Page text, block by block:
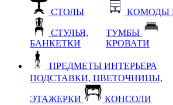
СТОЛЫ
СТУЛЬЯ,
БАНКЕТКИ
КОМОДЫ
ТУМБЫ
КРОВАТИ
ПРЕДМЕТЫ ИНТЕРЬЕРА
ПОДСТАВКИ, ЦВЕТОЧНИЦЫ,
ЭТАЖЕРКИ КОНСОЛИ